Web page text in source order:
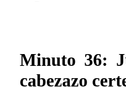
Minuto 36:
cabezazo